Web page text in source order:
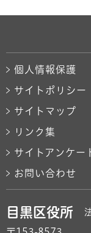
個人情報保護
サイトポリシー
サイトマップ
リンク集
サイトアンケー
お問い合わせ
目黒区役所